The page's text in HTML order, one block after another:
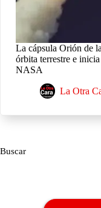
La cápsula Orión de
órbita terrestre e
NASA
La Otra
Buscar